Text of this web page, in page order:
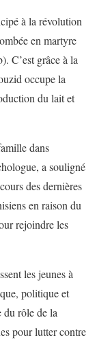
à la révolution
en martyre
C’est grâce à la
occupe la
du lait et
dans
a souligné
des dernières
en raison du
rejoindre les
les jeunes à
politique et
du rôle de la
pour lutter contre